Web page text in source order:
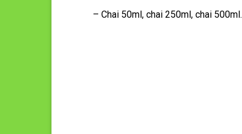
– Chai 50ml, chai 250ml, chai 500ml.